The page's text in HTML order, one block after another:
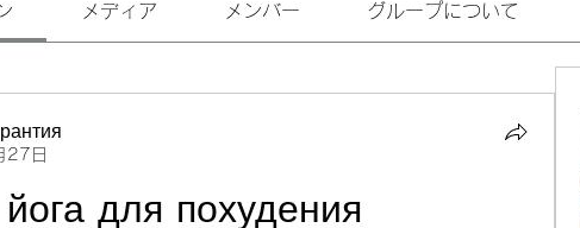
メディア メンバー グループについて
27日
для похудения